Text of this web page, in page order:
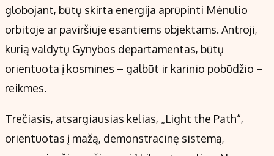
globojant, būtų skirta energija aprūpinti Mėnulio
orbitoje ar paviršiuje esantiems objektams. Antroji,
kurią valdytų Gynybos departamentas, būtų
orientuota į kosmines – galbūt ir karinio pobūdžio –
reikmes.
Trečiasis, atsargiausias kelias, „Light the Path“,
orientuotas į mažą, demonstracinę sistemą,